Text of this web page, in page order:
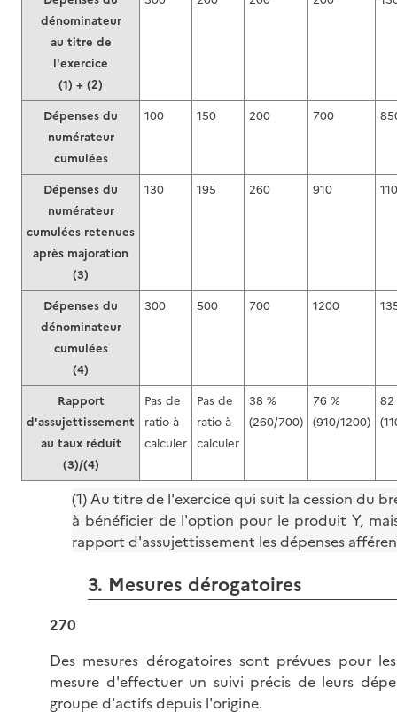
dénominateur
au titre de
l'exercice
(1) + (2)
Dépenses du
numérateur
cumulées
100 150 200 700
Dépenses du
numérateur
cumulées retenues
après majoration
(3)
130 195 260 910
Dépenses du
dénominateur
cumulées
(4)
300 500 700 1200
Rapport
d'assujettissement
au taux réduit
(3)/(4)
Pas de
ratio à
calculer
Pas de
ratio à
calculer
38 %
(260/700)
76 %
(910/1200)
82
(1) Au titre de l'exercice qui suit la cession du
à bénéficier de l'option pour le produit Y,
rapport d'assujettissement les dépenses
3. Mesures dérogatoires
270
Des mesures dérogatoires sont prévues pour
mesure d'effectuer un suivi précis de leurs
groupe d'actifs depuis l'origine.